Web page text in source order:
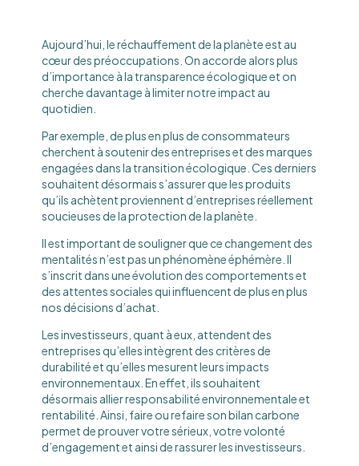
Aujourd’hui, le réchauffement de la planète est au
cœur des préoccupations. On accorde alors plus
d’importance à la transparence écologique et on
cherche davantage à limiter notre impact au
quotidien.
Par exemple, de plus en plus de consommateurs
cherchent à soutenir des entreprises et des marques
engagées dans la transition écologique. Ces derniers
souhaitent désormais s’assurer que les produits
qu’ils achètent proviennent d’entreprises réellement
soucieuses de la protection de la planète.
Il est important de souligner que ce changement des
mentalités n’est pas un phénomène éphémère. Il
s’inscrit dans une évolution des comportements et
des attentes sociales qui influencent de plus en plus
nos décisions d’achat.
Les investisseurs, quant à eux, attendent des
entreprises qu’elles intègrent des critères de
durabilité et qu’elles mesurent leurs impacts
environnementaux. En effet, ils souhaitent
désormais allier responsabilité environnementale et
rentabilité. Ainsi, faire ou refaire son bilan carbone
permet de prouver votre sérieux, votre volonté
d’engagement et ainsi de rassurer les investisseurs.